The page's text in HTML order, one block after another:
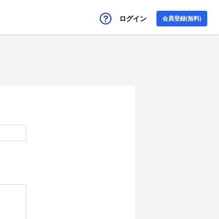
ログイン 会員登録(無料)